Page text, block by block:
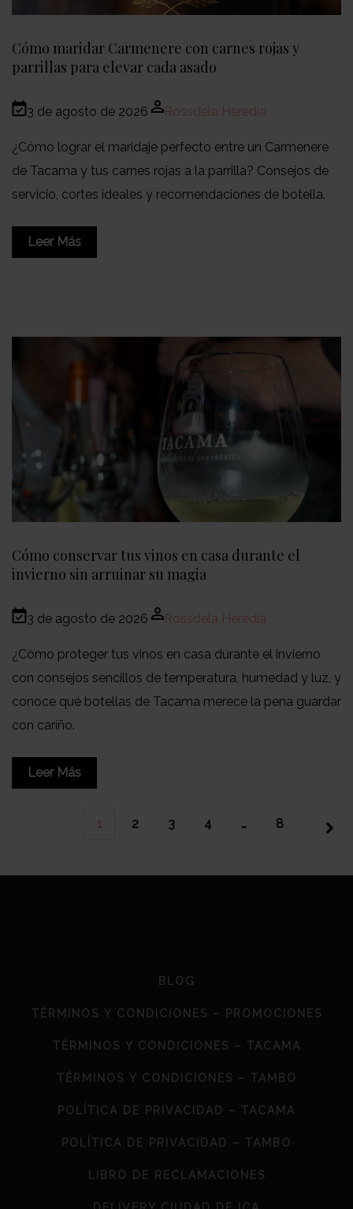
Cómo maridar Carmenere con carnes rojas y
parrillas para elevar cada asado
3 de agosto de 2026 Rossdela Heredia
¿Cómo lograr el maridaje perfecto entre un Carmenere
de Tacama y tus carnes rojas a la parrilla? Consejos de
servicio, cortes ideales y recomendaciones de botella.
Leer Más
Cómo conservar tus vinos en casa durante el
invierno sin arruinar su magia
3 de agosto de 2026 Rossdela Heredia
¿Cómo proteger tus vinos en casa durante el invierno
con consejos sencillos de temperatura, humedad y luz, y
conoce qué botellas de Tacama merece la pena guardar
con cariño.
Leer Más
1 2 3 4 … 8
BLOG
TÉRMINOS Y CONDICIONES – PROMOCIONES
TÉRMINOS Y CONDICIONES – TACAMA
TÉRMINOS Y CONDICIONES – TAMBO
POLÍTICA DE PRIVACIDAD – TACAMA
POLÍTICA DE PRIVACIDAD – TAMBO
LIBRO DE RECLAMACIONES